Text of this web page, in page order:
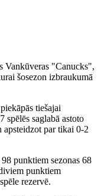
Vankūveras "Canucks",
šosezon izbraukumā
tiešajai
saglabā astoto
apsteidzot par tikai 0-2
punktiem sezonas 68
punktiem
rezervē.